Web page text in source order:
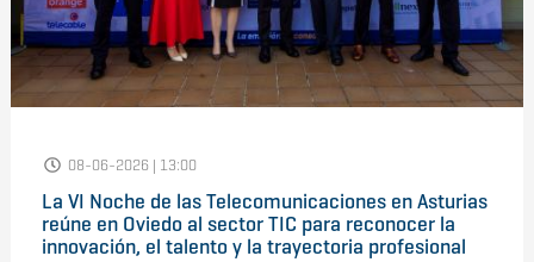
08-06-2026 | 13:00
La VI Noche de las Telecomunicaciones en Asturias
reúne en Oviedo al sector TIC para reconocer la
innovación, el talento y la trayectoria profesional